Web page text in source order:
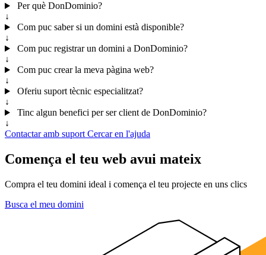
Per què DonDominio?
↓
Com puc saber si un domini està disponible?
↓
Com puc registrar un domini a DonDominio?
↓
Com puc crear la meva pàgina web?
↓
Oferiu suport tècnic especialitzat?
↓
Tinc algun benefici per ser client de DonDominio?
↓
Contactar amb suport Cercar en l'ajuda
Comença el teu web avui mateix
Compra el teu domini ideal i comença el teu projecte en uns clics
Busca el meu domini